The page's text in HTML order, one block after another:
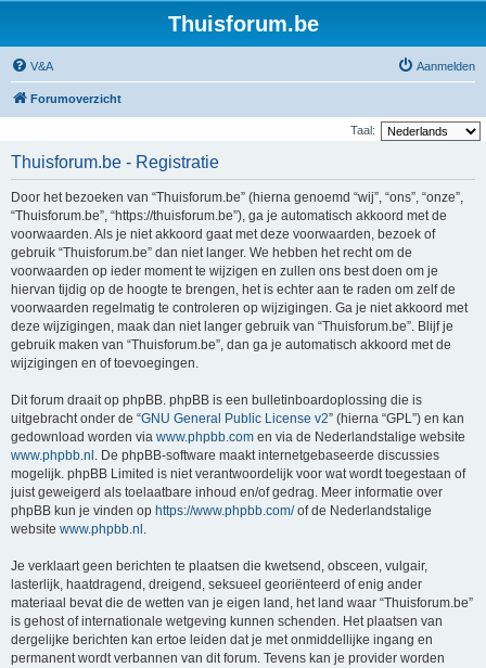
Thuisforum.be
V&A Aanmelden
Forumoverzicht
Taal:
Thuisforum.be - Registratie
Door het bezoeken van “Thuisforum.be” (hierna genoemd “wij”, “ons”, “onze”,
“Thuisforum.be”, “https://thuisforum.be”), ga je automatisch akkoord met de
voorwaarden. Als je niet akkoord gaat met deze voorwaarden, bezoek of
gebruik “Thuisforum.be” dan niet langer. We hebben het recht om de
voorwaarden op ieder moment te wijzigen en zullen ons best doen om je
hiervan tijdig op de hoogte te brengen, het is echter aan te raden om zelf de
voorwaarden regelmatig te controleren op wijzigingen. Ga je niet akkoord met
deze wijzigingen, maak dan niet langer gebruik van “Thuisforum.be”. Blijf je
gebruik maken van “Thuisforum.be”, dan ga je automatisch akkoord met de
wijzigingen en of toevoegingen.
Dit forum draait op phpBB. phpBB is een bulletinboardoplossing die is
uitgebracht onder de “GNU General Public License v2” (hierna “GPL”) en kan
gedownload worden via www.phpbb.com en via de Nederlandstalige website
www.phpbb.nl . De phpBB-software maakt internetgebaseerde discussies
mogelijk. phpBB Limited is niet verantwoordelijk voor wat wordt toegestaan of
juist geweigerd als toelaatbare inhoud en/of gedrag. Meer informatie over
phpBB kun je vinden op https://www.phpbb.com/of de Nederlandstalige
website www.phpbb.nl .
Je verklaart geen berichten te plaatsen die kwetsend, obsceen, vulgair,
lasterlijk, haatdragend, dreigend, seksueel georiënteerd of enig ander
materiaal bevat die de wetten van je eigen land, het land waar “Thuisforum.be”
is gehost of internationale wetgeving kunnen schenden. Het plaatsen van
dergelijke berichten kan ertoe leiden dat je met onmiddellijke ingang en
permanent wordt verbannen van dit forum. Tevens kan je provider worden